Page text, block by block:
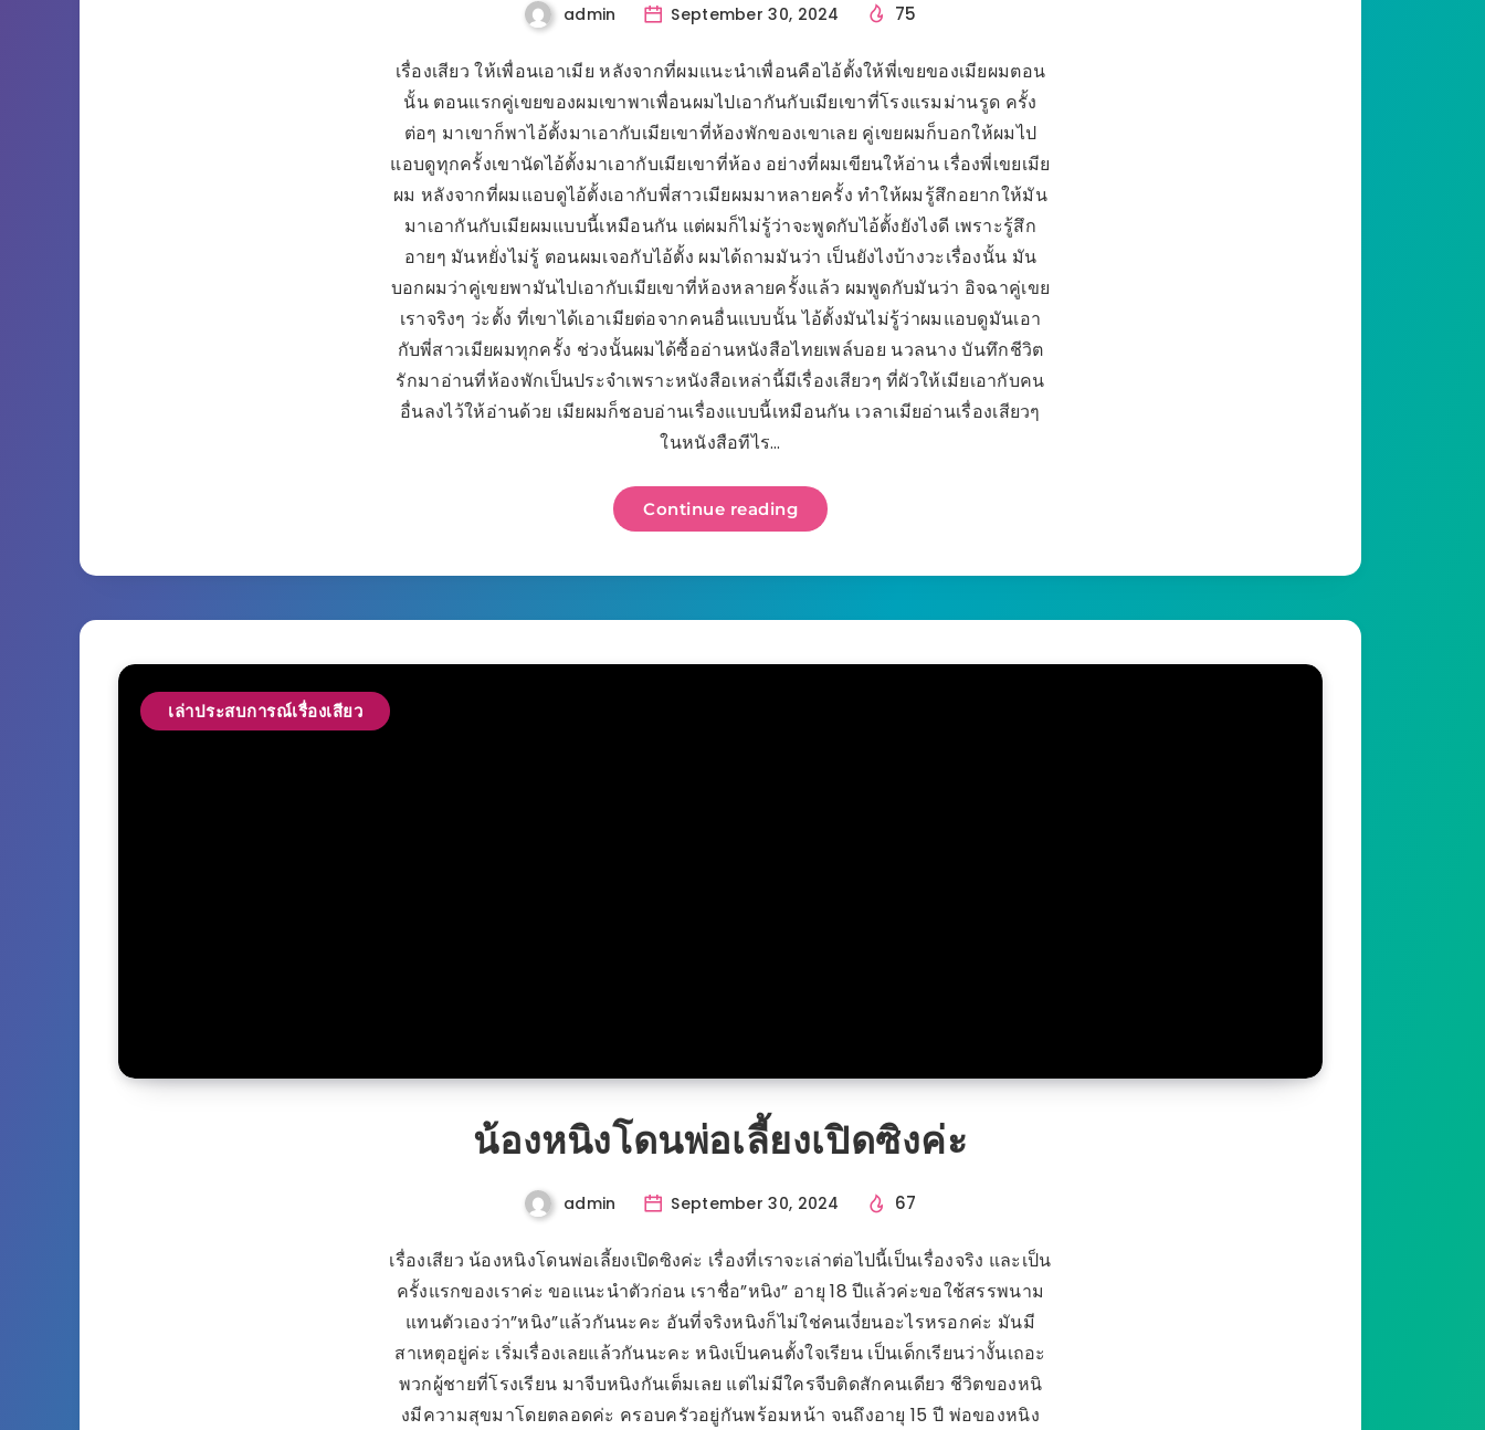
admin September 30, 2024 75
เรื่องเสียว ให้เพื่อนเอาเมีย หลังจากที่ผมแนะนำเพื่อนคือไอ้ตั้งให้พี่เขยของเมียผมตอน
นั้น ตอนแรกคู่เขยของผมเขาพาเพื่อนผมไปเอากันกับเมียเขาที่โรงแรมม่านรูด ครั้ง
ต่อๆ มาเขาก็พาไอ้ตั้งมาเอากับเมียเขาที่ห้องพักของเขาเลย คู่เขยผมก็บอกให้ผมไป
แอบดูทุกครั้งเขานัดไอ้ตั้งมาเอากับเมียเขาที่ห้อง อย่างที่ผมเขียนให้อ่าน เรื่องพี่เขยเมีย
ผม หลังจากที่ผมแอบดูไอ้ตั้งเอากับพี่สาวเมียผมมาหลายครั้ง ทำให้ผมรู้สึกอยากให้มัน
มาเอากันกับเมียผมแบบนี้เหมือนกัน แต่ผมก็ไม่รู้ว่าจะพูดกับไอ้ตั้งยังไงดี เพราะรู้สึก
อายๆ มันหยั่งไม่รู้ ตอนผมเจอกับไอ้ตั้ง ผมได้ถามมันว่า เป็นยังไงบ้างวะเรื่องนั้น มัน
บอกผมว่าคู่เขยพามันไปเอากับเมียเขาที่ห้องหลายครั้งแล้ว ผมพูดกับมันว่า อิจฉาคู่เขย
เราจริงๆ ว่ะตั้ง ที่เขาได้เอาเมียต่อจากคนอื่นแบบนั้น ไอ้ตั้งมันไม่รู้ว่าผมแอบดูมันเอา
กับพี่สาวเมียผมทุกครั้ง ช่วงนั้นผมได้ซื้ออ่านหนังสือไทยเพล์บอย นวลนาง บันทึกชีวิต
รักมาอ่านที่ห้องพักเป็นประจำเพราะหนังสือเหล่านี้มีเรื่องเสียวๆ ที่ผัวให้เมียเอากับคน
อื่นลงไว้ให้อ่านด้วย เมียผมก็ชอบอ่านเรื่องแบบนี้เหมือนกัน เวลาเมียอ่านเรื่องเสียวๆ
ในหนังสือทีไร…
Continue reading
เล่าประสบการณ์เรื่องเสียว
น้องหนิงโดนพ่อเลี้ยงเปิดซิงค่ะ
admin September 30, 2024 67
เรื่องเสียว น้องหนิงโดนพ่อเลี้ยงเปิดซิงค่ะ เรื่องที่เราจะเล่าต่อไปนี้เป็นเรื่องจริง และเป็น
ครั้งแรกของเราค่ะ ขอแนะนำตัวก่อน เราชื่อ”หนิง” อายุ 18 ปีแล้วค่ะขอใช้สรรพนาม
แทนตัวเองว่า”หนิง”แล้วกันนะคะ อันที่จริงหนิงก็ไม่ใช่คนเงี่ยนอะไรหรอกค่ะ มันมี
สาเหตุอยู่ค่ะ เริ่มเรื่องเลยแล้วกันนะคะ หนิงเป็นคนตั้งใจเรียน เป็นเด็กเรียนว่างั้นเถอะ
พวกผู้ชายที่โรงเรียน มาจีบหนิงกันเต็มเลย แต่ไม่มีใครจีบติดสักคนเดียว ชีวิตของหนิ
งมีความสุขมาโดยตลอดค่ะ ครอบครัวอยู่กันพร้อมหน้า จนถึงอายุ 15 ปี พ่อของหนิง